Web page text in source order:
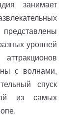
занимает
уровней
с волнами,
спуск
из самых